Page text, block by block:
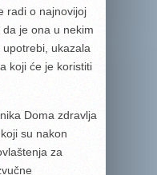
radi o najnovijoj
je ona u nekim
ukazala
koji će je koristiti
Doma zdravlja
su nakon
za